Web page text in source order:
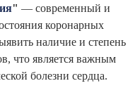
" — современный и
коронарных
наличие и степень
что является важным
болезни сердца.